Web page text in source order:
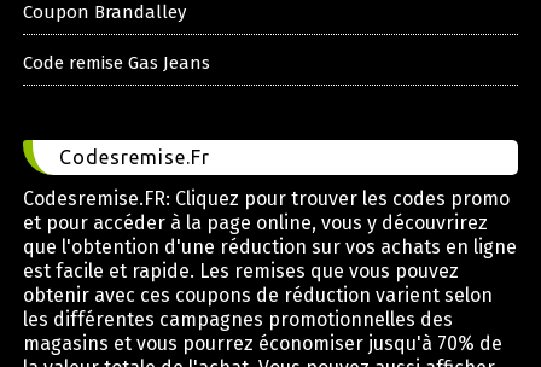
Coupon Brandalley
Code remise Gas Jeans
Codesremise.Fr
Codesremise.FR: Cliquez pour trouver les codes promo
et pour accéder à la page online, vous y découvrirez
que l'obtention d'une réduction sur vos achats en ligne
est facile et rapide. Les remises que vous pouvez
obtenir avec ces coupons de réduction varient selon
les différentes campagnes promotionnelles des
magasins et vous pourrez économiser jusqu'à 70% de